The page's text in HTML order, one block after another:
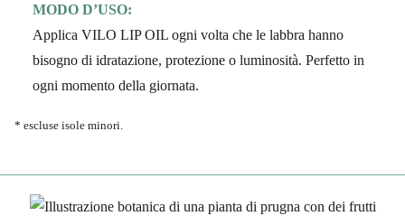
MODO D’USO:
Applica VILO LIP OIL ogni volta che le labbra hanno
bisogno di idratazione, protezione o luminosità. Perfetto in
ogni momento della giornata.
* escluse isole minori.